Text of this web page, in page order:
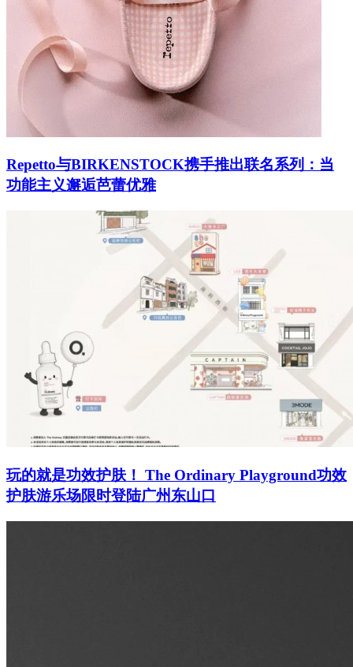
Repetto与BIRKENSTOCK携手推出联名系列：当
功能主义邂逅芭蕾优雅
玩的就是功效护肤！ The Ordinary Playground功效
护肤游乐场限时登陆广州东山口